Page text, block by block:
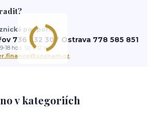
v kategoriích
podpora
736 232 307 Ostrava 778 585 851
18 hod. So 9-12 h.